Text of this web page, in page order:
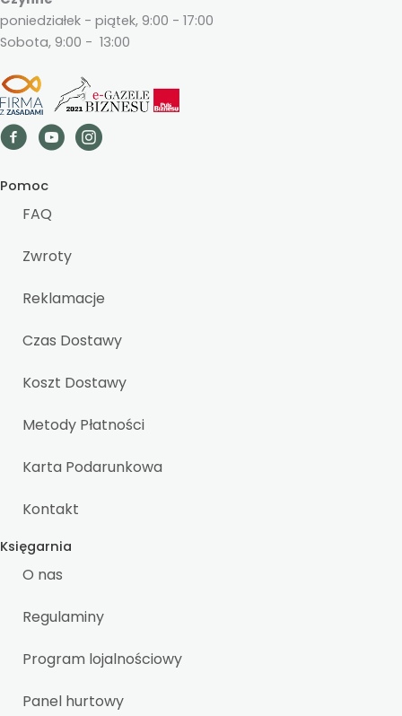
poniedziałek - piątek, 9:00 - 17:00
Sobota, 9:00 - 13:00
Pomoc
FAQ
Zwroty
Reklamacje
Czas Dostawy
Koszt Dostawy
Metody Płatności
Karta Podarunkowa
Kontakt
Księgarnia
O nas
Regulaminy
Program lojalnościowy
Panel hurtowy